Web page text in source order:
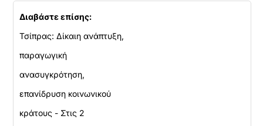
Διαβάστε επίσης:
Τσίπρας: Δίκαιη ανάπτυξη,
παραγωγική
ανασυγκρότηση,
επανίδρυση κοινωνικού
κράτους - Στις 2